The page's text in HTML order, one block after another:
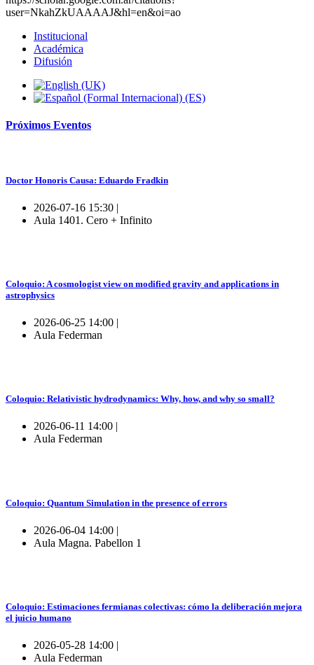
user=NkahZkUAAAAJ&hl=en&oi=ao
Institucional
Académica
Difusión
Próximos Eventos
Doctor Honoris Causa: Eduardo Fradkin
2026-07-16 15:30 |
Aula 1401. Cero + Infinito
Coloquio: A cosmologist view on modified gravity and applications in
astrophysics
2026-06-25 14:00 |
Aula Federman
Coloquio: Relativistic hydrodynamics: Why, how, and why so small?
2026-06-11 14:00 |
Aula Federman
Coloquio: Quantum Simulation in the presence of errors
2026-06-04 14:00 |
Aula Magna. Pabellon 1
Coloquio: Estimaciones fermianas colectivas: cómo la deliberación mejora
el juicio humano
2026-05-28 14:00 |
Aula Federman